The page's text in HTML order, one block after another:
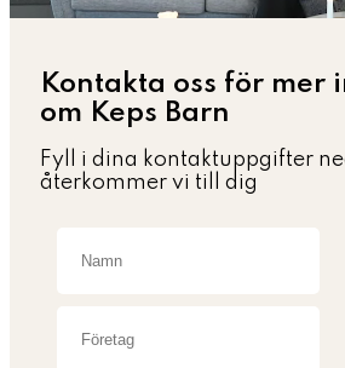
Kontakta oss för mer
om Keps Barn
Fyll i dina kontaktuppgifter
återkommer vi till dig